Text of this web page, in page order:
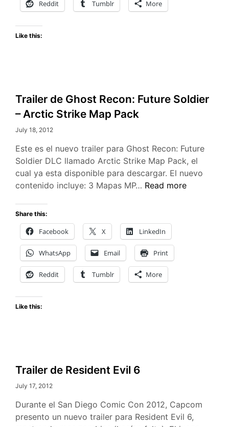
Reddit Tumblr More
Like this:
Trailer de Ghost Recon: Future Soldier
– Arctic Strike Map Pack
July 18, 2012
Este es el nuevo trailer para Ghost Recon: Future
Soldier DLC llamado Arctic Strike Map Pack, el
cual ya esta disponible para descargar. El nuevo
contenido incluye: 3 Mapas MP… Trailer
Recon:
Future
Soldier
–
Arctic
Strike
Read more
Share this:
Facebook X LinkedIn
WhatsApp Email Print
Reddit Tumblr More
Like this:
Trailer de Resident Evil 6
July 17, 2012
Durante el San Diego Comic Con 2012, Capcom
presento un nuevo trailer para Resident Evil 6,